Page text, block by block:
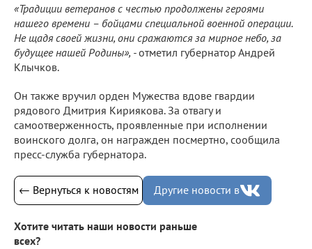
«Традиции ветеранов с честью продолжены героями
нашего времени – бойцами специальной военной операции.
Не щадя своей жизни, они сражаются за мирное небо, за
будущее нашей Родины», -отметил губернатор Андрей
Клычков.
Он также вручил орден Мужества вдове гвардии
рядового Дмитрия Кириякова. За отвагу и
самоотверженность, проявленные при исполнении
воинского долга, он награжден посмертно, сообщила
пресс-служба губернатора.
← Вернуться к новостям Другие новости в
Хотите читать наши новости раньше
всех?